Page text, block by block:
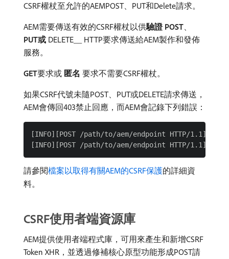
CSRF權杖至允許的AEMPOST、PUT和Delete請求。
AEM需要傳送有效的CSRF權杖以供​驗證 POST、
PUT或 DELETE__ HTTP要求傳送給AEM製作和發佈
服務。
GET​要求或​ 匿名 ​要求不需要CSRF權杖。
如果CSRF代號未隨POST、PUT或DELETE請求傳送，
AEM會傳回403禁止回應，而AEM會記錄下列錯誤：
[INFO][POST /path/to/aem/endpoint HTTP/
請參閱檔案以取得有關AEM的CSRF保護的詳細資
料。
CSRF使用者端資源庫
AEM提供使用者端程式庫，可用來產生和新增CSRF
Token XHR，並透過修補核心原型功能形成POST請